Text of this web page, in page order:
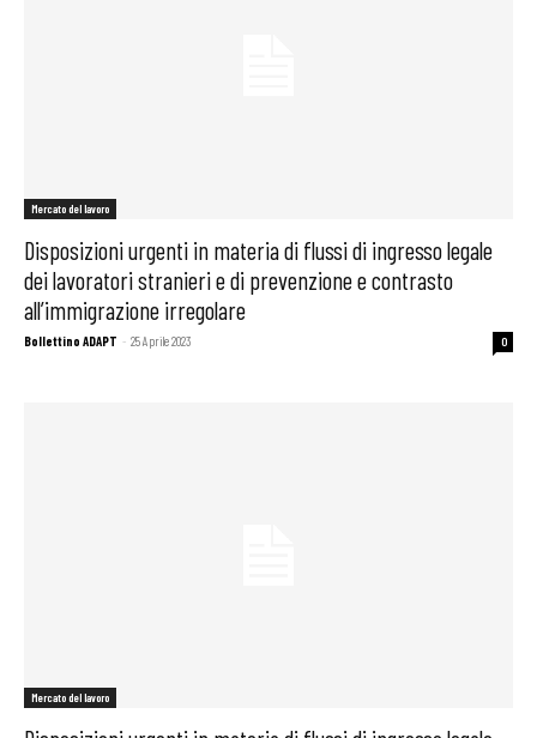
Mercato del lavoro
Disposizioni urgenti in materia di flussi di ingresso legale
dei lavoratori stranieri e di prevenzione e contrasto
all’immigrazione irregolare
Bollettino ADAPT - 25 Aprile 2023 0
Mercato del lavoro